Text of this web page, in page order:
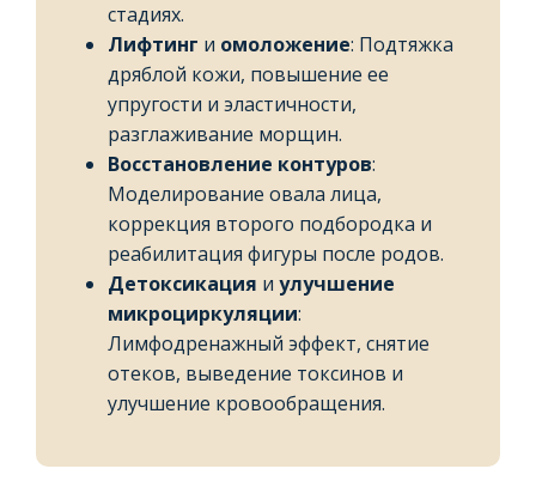
стадиях.
Лифтинг и омоложение: Подтяжка
дряблой кожи, повышение ее
упругости и эластичности,
разглаживание морщин.
Восстановление контуров:
Моделирование овала лица,
коррекция второго подбородка и
реабилитация фигуры после родов.
Детоксикация и улучшение
микроциркуляции:
Лимфодренажный эффект, снятие
отеков, выведение токсинов и
улучшение кровообращения.